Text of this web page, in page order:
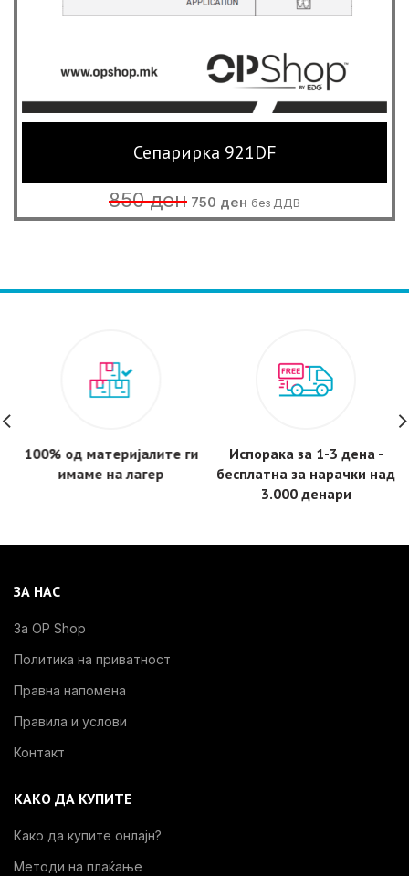
Сепарирка 921DF
850ден Original
price
750 ден Current
price
без ДДВ
100% од материјалите ги
имаме на лагер
Испорака за 1-3 дена -
бесплатнa за нарачки над
3.000 денари
ЗА НАС
За OP Shop
Политика на приватност
Правна напомена
Правила и услови
Контакт
КАКО ДА КУПИТЕ
Како да купите онлајн?
Методи на плаќање